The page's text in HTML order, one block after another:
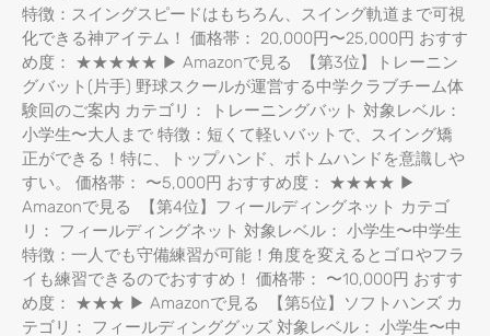
特徴：スイングスピードはもちろん、スイング軌道まで可視
化できる神アイテム！ 価格帯： 20,000円〜25,000円 おすす
め度： ★★★★★ ▶ Amazonで見る 【第3位】トレーニン
グバット(片手) 野球スクールが運営する中学クラブチーム体
験回のご案内 カテゴリ： トレーニングバット 対象レベル：
小学生〜大人まで 特徴：短くて軽いバットで、スイング矯
正ができる！特に、トップハンド、ボトムハンドを意識しや
すい。 価格帯： 〜5,000円 おすすめ度： ★★★★ ▶
Amazonで見る 【第4位】フィールディングネット カテゴ
リ： フィールディングネット 対象レベル： 小学生〜中学生
特徴：一人でも守備練習が可能！角度を変えるとゴロやフラ
イも練習できるのでおすすめ！ 価格帯： 〜10,000円 おすす
め度： ★★★ ▶ Amazonで見る 【第5位】ソフトハンズ カ
テゴリ： フィールディンググッズ 対象レベル： 小学生〜中